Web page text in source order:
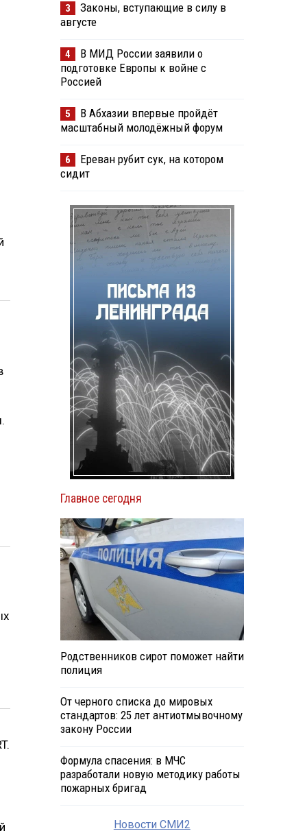
3
Законы, вступающие в силу в
августе
4
В МИД России заявили о
подготовке Европы к войне с
Россией
5
В Абхазии впервые пройдёт
масштабный молодёжный форум
6
Ереван рубит сук, на котором
сидит
Главное сегодня
Родственников сирот поможет найти
полиция
От черного списка до мировых
стандартов: 25 лет антиотмывочному
закону России
Формула спасения: в МЧС
разработали новую методику работы
пожарных бригад
Новости СМИ2